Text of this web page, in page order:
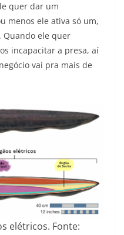
quer dar um
menos ele ativa só um,
Quando ele quer
incapacitar a presa, aí
vai pra mais de
elétricos. Fonte: